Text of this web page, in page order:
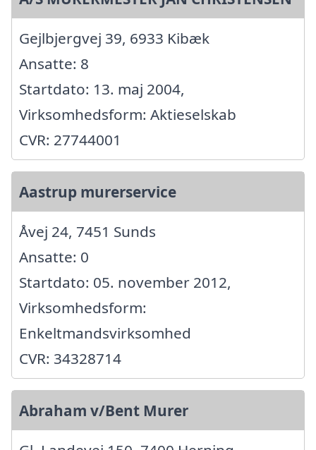
Gejlbjergvej 39, 6933 Kibæk
Ansatte: 8
Startdato: 13. maj 2004,
Virksomhedsform: Aktieselskab
CVR: 27744001
Aastrup murerservice
Åvej 24, 7451 Sunds
Ansatte: 0
Startdato: 05. november 2012,
Virksomhedsform:
Enkeltmandsvirksomhed
CVR: 34328714
Abraham v/Bent Murer